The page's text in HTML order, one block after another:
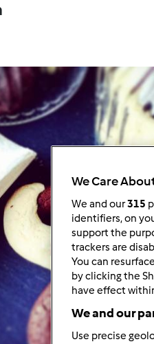
We Care
We and our315
identifiers, on
support the
trackers are
You can
by clicking the
have effect
We and our
Use precise